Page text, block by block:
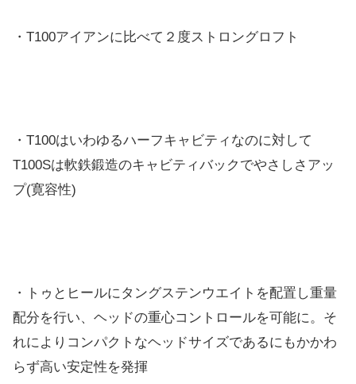
・T100アイアンに比べて２度ストロングロフト
・T100はいわゆるハーフキャビティなのに対して
T100Sは軟鉄鍛造のキャビティバックでやさしさアッ
プ(寛容性)
・トゥとヒールにタングステンウエイトを配置し重量
配分を行い、ヘッドの重心コントロールを可能に。そ
れによりコンパクトなヘッドサイズであるにもかかわ
らず高い安定性を発揮